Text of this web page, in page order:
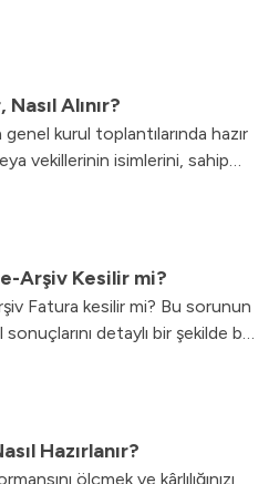
Maliye Bakanlığı tarafından
olarak kullanılmaktadır.
Alınır?
kurul toplantılarında hazır
vekillerinin isimlerini, sahip
katılımlarını
Arşiv Kesilir mi?
Fatura kesilir mi? Bu sorunun
sonuçlarını detaylı bir şekilde bu
Hazırlanır?
ölçmek ve kârlılığınızı